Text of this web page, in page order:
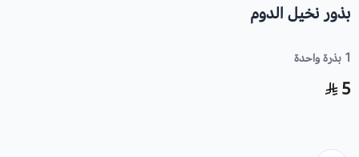
بذور نخيل الدوم
1 بذرة واحدة
5